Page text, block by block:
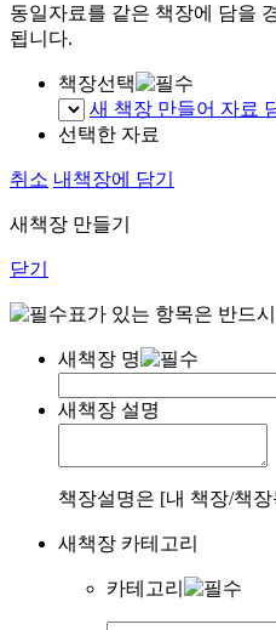
동일자료를 같은 책장에 담을
됩니다.
책장선택
새 책장 만들어 자료
선택한 자료
취소 내책장에 담기
새책장 만들기
닫기
표가 있는 항목은 반드
새책장 명
새책장 설명
책장설명은 [내 책장/책
새책장 카테고리
카테고리